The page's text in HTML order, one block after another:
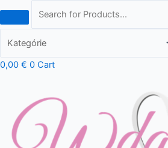
na
0,00 € 0 Cart